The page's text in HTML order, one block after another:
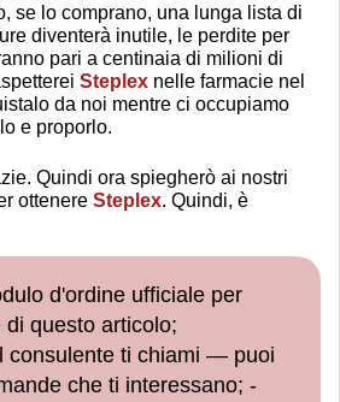
se lo comprano, una lunga lista di
diventerà inutile, le perdite per
pari a centinaia di milioni di
Steplex nelle farmacie nel
da noi mentre ci occupiamo
e proporlo.
Quindi ora spiegherò ai nostri
ottenere Steplex. Quindi, è
d'ordine ufficiale per
di questo articolo;
consulente ti chiami — puoi
che ti interessano; -